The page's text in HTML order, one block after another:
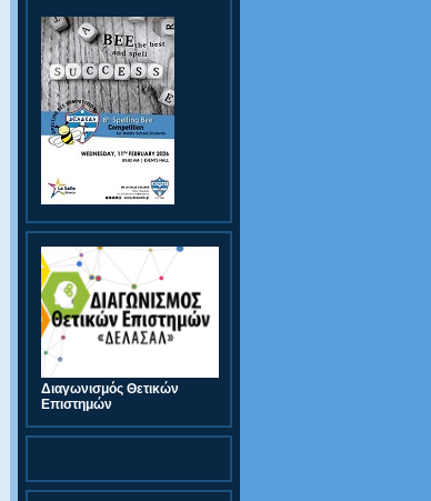
Διαγωνισμός Θετικών
Επιστημών